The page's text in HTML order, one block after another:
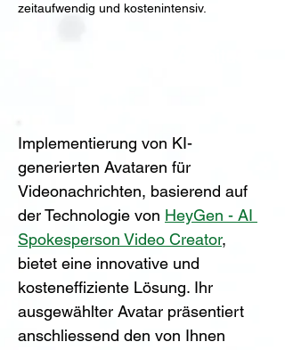
zeitaufwendig und kostenintensiv.
Implementierung von KI-
generierten Avataren für
Videonachrichten, basierend auf
der Technologie von HeyGen - AI
Spokesperson Video Creator,
bietet eine innovative und
kosteneffiziente Lösung. Ihr
ausgewählter Avatar präsentiert
anschliessend den von Ihnen